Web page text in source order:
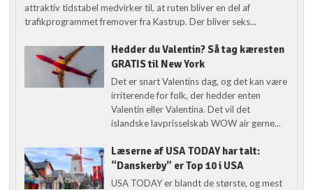
attraktiv tidstabel medvirker til, at ruten bliver en del af
trafikprogrammet fremover fra Kastrup. Der bliver seks...
Hedder du Valentin? Så tag kæresten
GRATIS til New York
Det er snart Valentins dag, og det kan være
irriterende for folk, der hedder enten
Valentin eller Valentina. Det vil det
islandske lavprisselskab WOW air gerne...
Læserne af USA TODAY har talt:
“Danskerby” er Top 10 i USA
USA TODAY er blandt de største, og mest